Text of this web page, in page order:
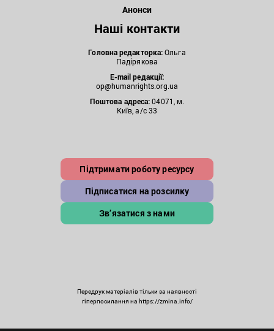
Анонси
Наші контакти
Головна редакторка:Ольга
Падірякова
E-mail редакції:
op@humanrights.org.ua
Поштова адреса:04071, м.
Київ, а/с 33
Підтримати роботу ресурсу
Підписатися на розсилку
Зв’язатися з нами
Передрук матеріалів тільки за наявності
гіперпосилання на https://zmina.info/